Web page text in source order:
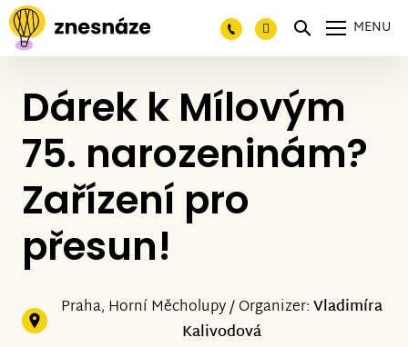
MENU
Dárek k Mílovým
75. narozeninám?
Zařízení pro
přesun!
Praha, Horní Měcholupy / Organizer:Vladimíra
Kalivodová